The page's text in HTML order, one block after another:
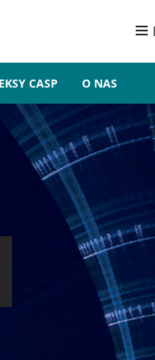
CASP O NAS